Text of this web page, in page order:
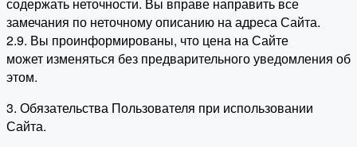
замечания по неточному описанию на адреса Сайта.
2.9. Вы проинформированы, что цена на Сайте
может изменяться без предварительного уведомления об
этом.
3. Обязательства Пользователя при использовании
Сайта.